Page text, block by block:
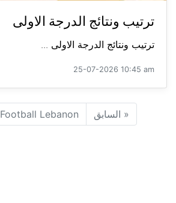
ترتيب ونتائج الدرجة الاولى
ترتيب ونتائج الدرجة الاولى ...
25-07-2026 10:45 am
« السابق Football Lebanon